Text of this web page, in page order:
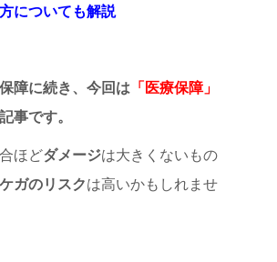
についても解説
障に続き、今回は 「医療保障」
事です。
ほどダメージは大きくないもの
ガのリスクは高いかもしれませ